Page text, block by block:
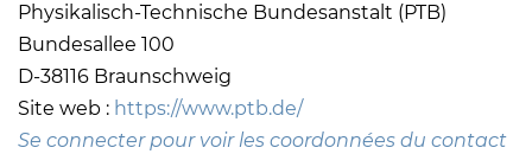
Physikalisch-Technische Bundesanstalt (PTB)
Bundesallee 100
D-38116 Braunschweig
Site web : https://www.ptb.de/
Se connecter pour voir les coordonnées du contact